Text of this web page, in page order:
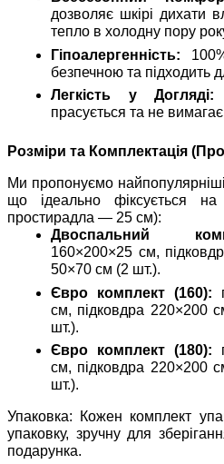
дозволяє шкірі дихати
тепло в холодну пору
Гіпоалергенність:
безпечною та підходить
Легкість у Догляді:
прасується та не
Розміри та Комплектація
Ми пропонуємо
що ідеально фіксується
простирадла — 25 см):
Двоспальний
160×200×25 см,
50×70 см (2 шт.).
Євро комплект (160):
см, підковдра 220×200
шт.).
Євро комплект (180):
см, підковдра 220×200
шт.).
Упаковка: Кожен комплект
упаковку, зручну для
подарунка.